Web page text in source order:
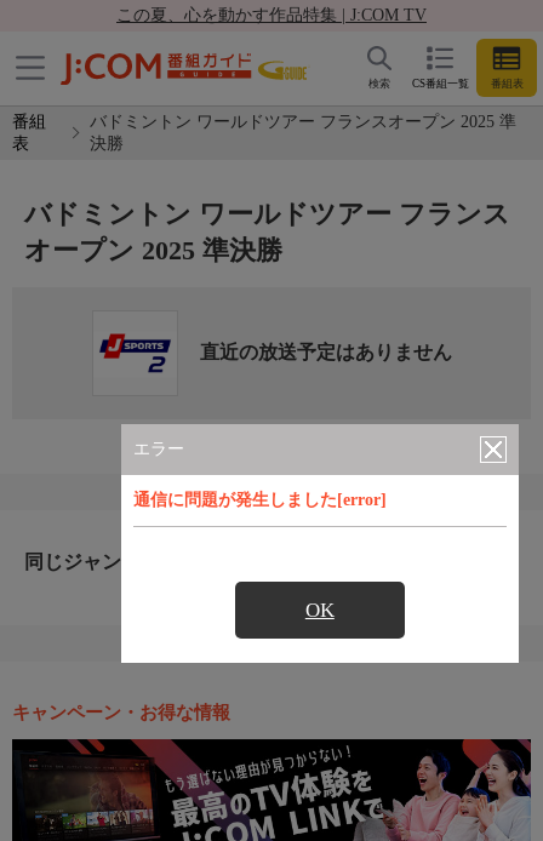
この夏、心を動かす作品特集 | J:COM TV
CS番組一覧 番組表
検索
番組
表
バドミントン ワールドツアー フランスオープン 2025 準
決勝
エラー
通信に問題が発生しました[error]
OK
バドミントン ワールドツアー フランス
オープン 2025 準決勝
直近の放送予定はありません
同じジャンルのおすすめ番組
キャンペーン・お得な情報